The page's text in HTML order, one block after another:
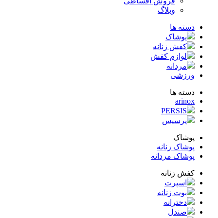
ها
پوشاک
کفش زنانه
لوازم کفش
مردانه
ها
PERSIS
پرسیس
زنانه
مردانه
زنانه
اسپرت
بوت زنانه
دخترانه
صندل